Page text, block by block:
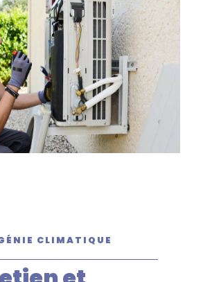
CLIMATIQUE